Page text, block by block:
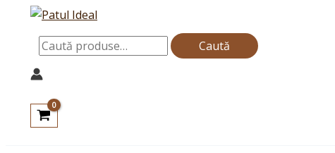
content
Caută
Caută